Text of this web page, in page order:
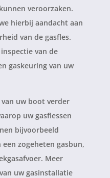
veroorzaken.
hierbij aandacht aan
van de gasfles.
van de
gaskeuring van uw
uw boot verder
uw gasflessen
bijvoorbeeld
zogeheten gasbun,
Meer
uw gasinstallatie